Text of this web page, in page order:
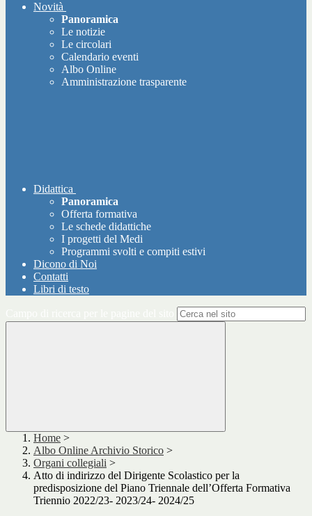
Novità
Panoramica
Le notizie
Le circolari
Calendario eventi
Albo Online
Amministrazione trasparente
Didattica
Panoramica
Offerta formativa
Le schede didattiche
I progetti del Medi
Programmi svolti e compiti estivi
Dicono di Noi
Contatti
Libri di testo
Home >
Albo Online Archivio Storico >
Organi collegiali >
Atto di indirizzo del Dirigente Scolastico per la
predisposizione del Piano Triennale dell’Offerta Formativa
Triennio 2022/23- 2023/24- 2024/25